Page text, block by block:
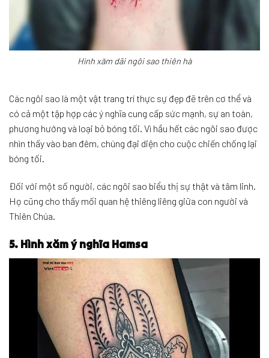
Hình xăm dãi ngôi sao thiên hà
Các ngôi sao là một vật trang trí thực sự đẹp đẽ trên cơ thể và
có cả một tập hợp các ý nghĩa cung cấp sức mạnh, sự an toàn,
phương hướng và loại bỏ bóng tối. Vì hầu hết các ngôi sao được
nhìn thấy vào ban đêm, chúng đại diện cho cuộc chiến chống lại
bóng tối.
Đối với một số người, các ngôi sao biểu thị sự thật và tâm linh.
Họ cũng cho thấy mối quan hệ thiêng liêng giữa con người và
Thiên Chúa.
5. Hình xăm ý nghĩa Hamsa